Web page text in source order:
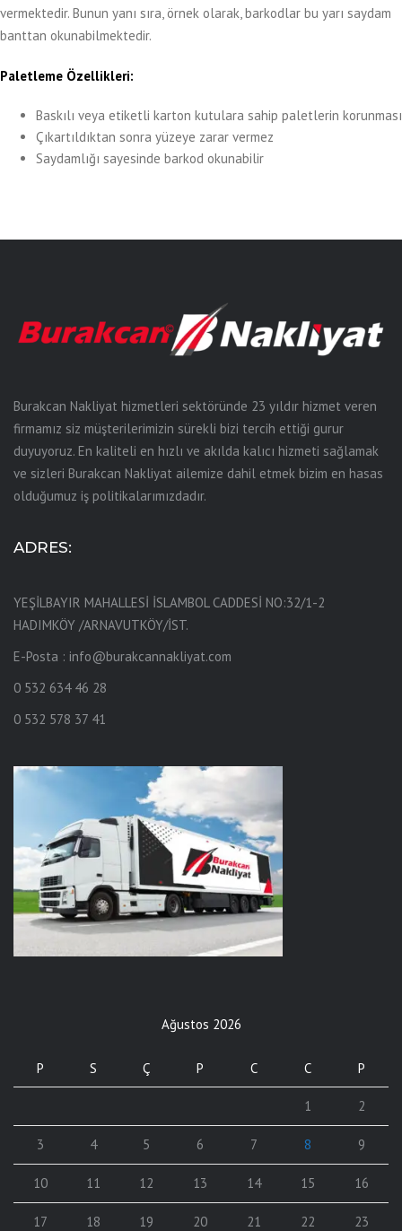
vermektedir. Bunun yanı sıra, örnek olarak, barkodlar bu yarı saydam
banttan okunabilmektedir.
Paletleme Özellikleri:
Baskılı veya etiketli karton kutulara sahip paletlerin korunması
Çıkartıldıktan sonra yüzeye zarar vermez
Saydamlığı sayesinde barkod okunabilir
Burakcan Nakliyat hizmetleri sektöründe 23 yıldır hizmet veren
firmamız siz müşterilerimizin sürekli bizi tercih ettiği gurur
duyuyoruz. En kaliteli en hızlı ve akılda kalıcı hizmeti sağlamak
ve sizleri Burakcan Nakliyat ailemize dahil etmek bizim en hasas
olduğumuz iş politikalarımızdadır.
ADRES:
YEŞİLBAYIR MAHALLESİ İSLAMBOL CADDESİ NO:32/1-2
HADIMKÖY /ARNAVUTKÖY/İST.
E-Posta : info@burakcannakliyat.com
0 532 634 46 28
0 532 578 37 41
Ağustos 2026
P S Ç P C C P
1 2
3 4 5 6 7 8 9
10 11 12 13 14 15 16
17 18 19 20 21 22 23